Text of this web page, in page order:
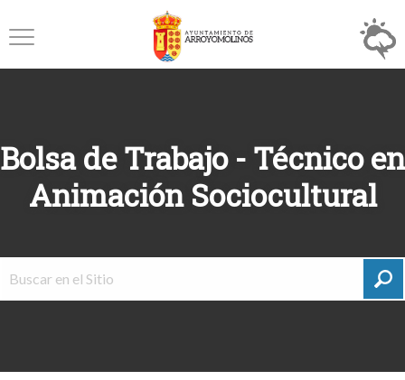
Bolsa de Trabajo - Técnico en
Animación Sociocultural